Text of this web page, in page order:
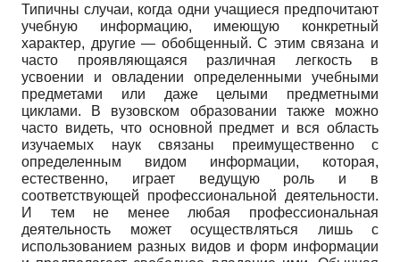
Типичны случаи, когда одни учащиеся предпочитают
учебную информацию, имеющую конкретный
характер, другие — обобщенный. С этим связана и
часто проявляющаяся различная легкость в
усвоении и овладении определенными учебными
предметами или даже целыми предметными
циклами. В вузовском образовании также можно
часто видеть, что основной предмет и вся область
изучаемых наук связаны преимущественно с
определенным видом информации, которая,
естественно, играет ведущую роль и в
соответствующей профессиональной деятельности.
И тем не менее любая профессиональная
деятельность может осуществляться лишь с
использованием разных видов и форм информации